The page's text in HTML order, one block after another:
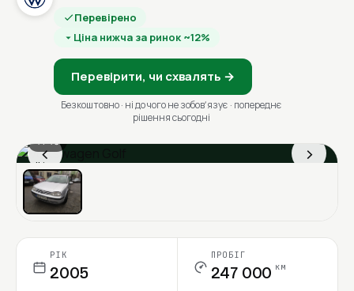
Перевірено
Ціна нижча за ринок ~12%
Перевірити, чи схвалять →
Безкоштовно · ні до чого не зобовʼязує · попереднє
рішення сьогодні
‹ ›
1 / 13
Ціна в місяць
РІК
2005
ПРОБІГ
247 000 км